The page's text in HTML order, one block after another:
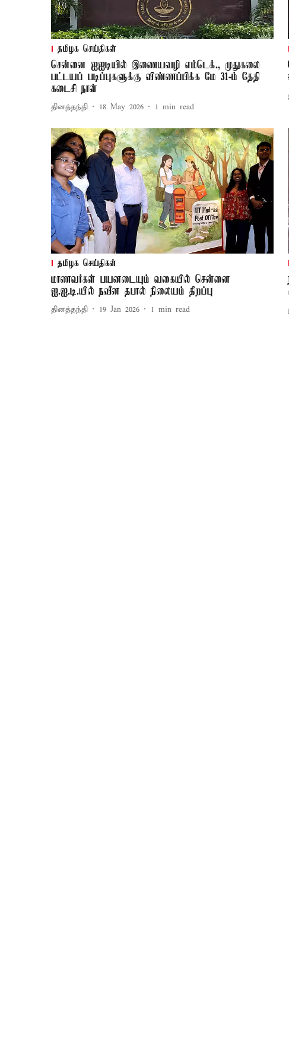
தமிழக செய்திகள்
சென்னை ஐஐடியில் இணையவழி எம்டெக்., முதுகலை
பட்டயப் படிப்புகளுக்கு விண்ணப்பிக்க மே 31-ம் தேதி
கடைசி நாள்
தினத்தந்தி 18 May 2026 1 min read
தமிழக செய்திகள்
மாணவர்கள் பயனடையும் வகையில் சென்னை
ஐ.ஐ.டி.யில் நவீன தபால் நிலையம் திறப்பு
தினத்தந்தி 19 Jan 2026 1 min read